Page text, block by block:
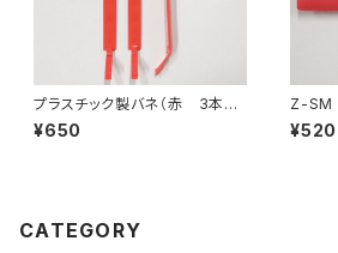
プラスチック製バネ（赤 3本
入）
¥650
Z-SM
¥520
CATEGORY